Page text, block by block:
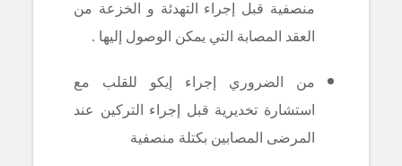
منصفية قبل إجراء التهدئة و الخزعة من
العقد المصابة التي يمكن الوصول إليها .
من الضروري إجراء إيكو للقلب مع
استشارة تخديرية قبل إجراء التركين عند
المرضى المصابين بكتلة منصفية